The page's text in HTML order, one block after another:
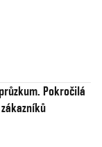
Pokročilá